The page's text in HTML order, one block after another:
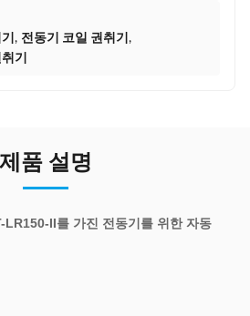
, 전동기 코일 권취기 ,
기
제품 설명
LR150-II를 가진 전동기를 위한 자동